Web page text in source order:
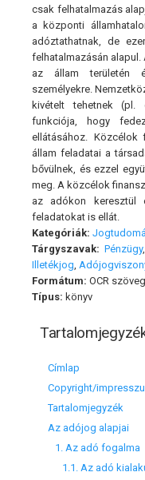
csak felhatalmazás
a központi
adóztathatnak, de
felhatalmazásán
az állam területén
személyekre.
kivételt tehetnek
funkciója, hogy
ellátásához.
állam feladatai a
bővülnek, és ezzel
meg. A közcélok
az adókon keresztül
feladatokat is ellát.
Kategóriák:
Tárgyszavak: Pénzügy,
Illetékjog
Formátum: OCR szöveg
Típus: könyv
Címlap
Copyright/
Tartalomjegyzék
Az adójog alapjai
1. Az adó fogalma
1.1. Az adó